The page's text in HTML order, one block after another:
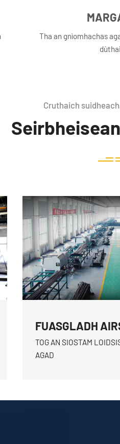
Tha an gnìomhachas
Cruthaich
FUASGLADH
LOGISTICS
TOG AN SIOSTAM
AGAD